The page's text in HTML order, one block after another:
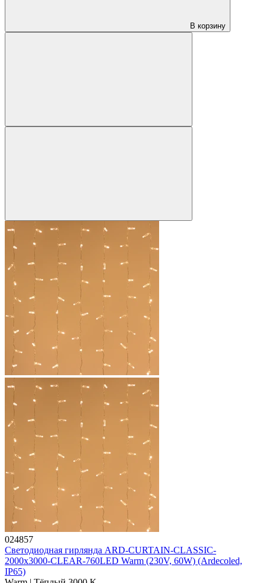
В корзину
024857
Светодиодная гирлянда ARD-CURTAIN-CLASSIC-
2000x3000-CLEAR-760LED Warm (230V, 60W) (Ardecoled,
IP65)